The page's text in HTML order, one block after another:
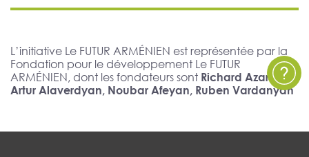
L’initiative Le FUTUR ARMÉNIEN est représentée par la
Fondation pour le développement Le FUTUR
ARMÉNIEN, dont les fondateurs sont Richard Azarnia,
Artur Alaverdyan, Noubar Afeyan, Ruben Vardanyan